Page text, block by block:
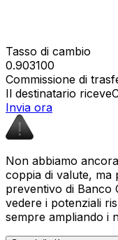
Tasso di cambio
0.903100
Commissione di
Il destinatario riceve
Invia ora
Non abbiamo
coppia di valute,
preventivo di Banco
vedere i potenziali
sempre ampliando i